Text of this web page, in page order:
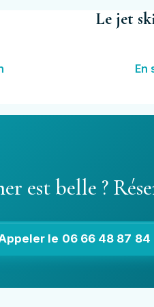
Le jet
En
est belle ?
le 06 66 48 87 84